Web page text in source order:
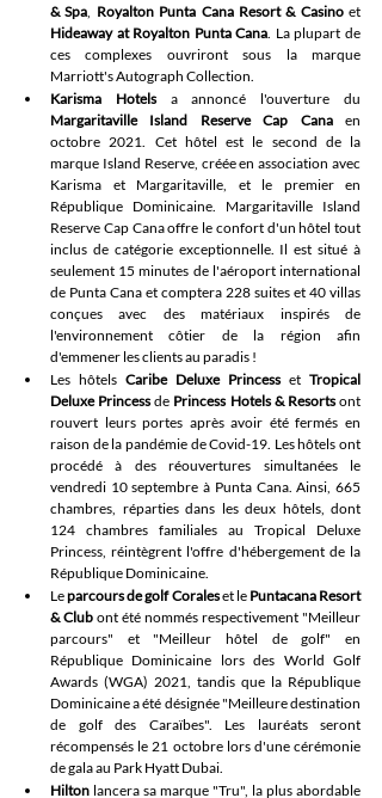
& Spa Royalton Punta Cana Resort & Casino
Hideaway at Royalton Punta Cana . La plupart de
ces complexes ouvriront sous la marque
Marriott's Autograph Collection.
Karisma Hotels
Margaritaville Island Reserve Cap Cana en
octobre 2021. Cet hôtel est le second de la
marque Island Reserve, créée en association avec
Karisma et Margaritaville, et le premier en
République Dominicaine. Margaritaville Island
Reserve Cap Cana offre le confort d'un hôtel tout
inclus de catégorie exceptionnelle. Il est situé à
seulement 15 minutes de l'aéroport international
de Punta Cana et comptera 228 suites et 40 villas
conçues avec des matériaux inspirés de
l'environnement côtier de la région afin
d'emmener les clients au paradis !
Les hôtels Caribe Deluxe Princess et Tropical
Deluxe Princess de Princess Hotels & Resorts ont
rouvert leurs portes après avoir été fermés en
raison de la pandémie de Covid-19. Les hôtels ont
procédé à des réouvertures simultanées le
vendredi 10 septembre à Punta Cana. Ainsi, 665
chambres, réparties dans les deux hôtels, dont
124 chambres familiales au Tropical Deluxe
Princess, réintègrent l'offre d'hébergement de la
République Dominicaine.
Le parcours de golf Corales et le Puntacana Resort
& Club ont été nommés respectivement "Meilleur
parcours" et "Meilleur hôtel de golf" en
République Dominicaine lors des World Golf
Awards (WGA) 2021, tandis que la République
Dominicaine a été désignée "Meilleure destination
de golf des Caraïbes". Les lauréats seront
récompensés le 21 octobre lors d'une cérémonie
de gala au Park Hyatt Dubai.
Hilton lancera sa marque "Tru", la plus abordable